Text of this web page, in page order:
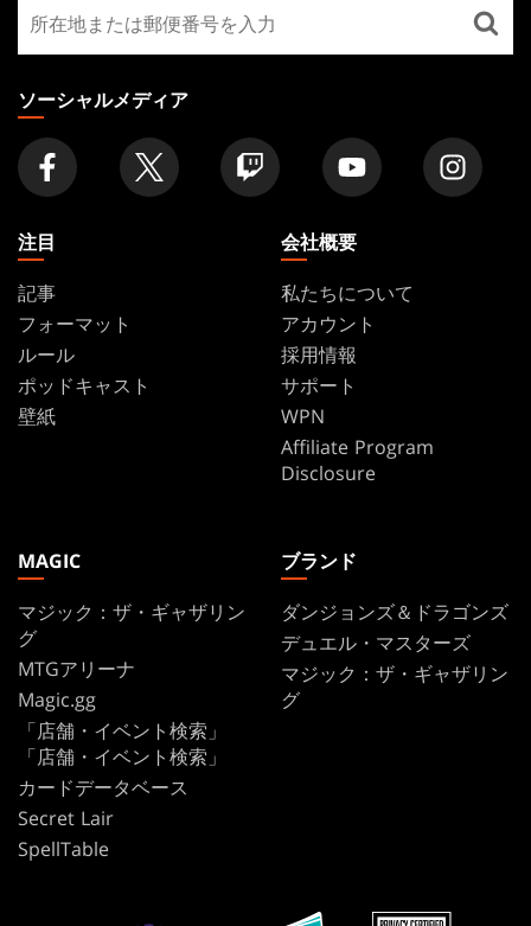
FOOTER
寄
り
の
店
舗
を
探
ソーシャルメディア
注目
記事
フォーマット
ルール
ポッドキャスト
壁紙
会社概要
私たちについて
アカウント
採用情報
サポート
WPN
Affiliate Program
Disclosure
MAGIC
マジック：ザ・ギャザリン
グ
MTGアリーナ
Magic.gg
「店舗・イベント検索」
「店舗・イベント検索」
カードデータベース
Secret Lair
SpellTable
ブランド
ダンジョンズ＆ドラゴンズ
デュエル・マスターズ
マジック：ザ・ギャザリン
グ